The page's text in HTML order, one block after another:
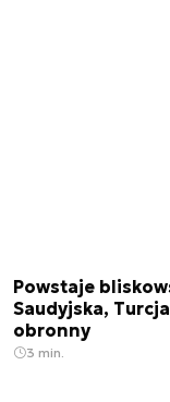
Powstaje
Saudyjska,
obronny
3 min.